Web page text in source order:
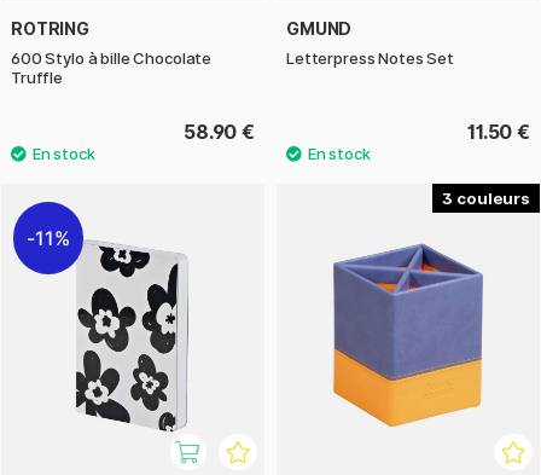
ROTRING
600 Stylo à bille Chocolate
Truffle
58.90 €
GMUND
Letterpress Notes Set
11.50 €
11%
3